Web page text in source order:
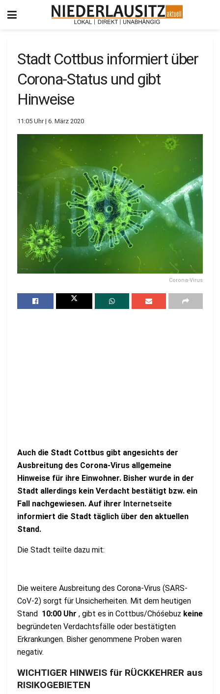
Stadt Cottbus informiert über
Corona-Status und gibt
Hinweise
11:05 Uhr | 6. März 2020
Corona-Virus
Auch die Stadt Cottbus gibt angesichts der
Ausbreitung des Corona-Virus allgemeine
Hinweise für ihre Einwohner. Bisher wurde in der
Stadt allerdings kein Verdacht bestätigt bzw. ein
Fall nachgewiesen. Auf ihrer Internetseite
informiert die Stadt täglich über den aktuellen
Stand.
Die Stadt teilte dazu mit:
Die weitere Ausbreitung des Corona-Virus (SARS-
CoV-2) sorgt für Unsicherheiten. Mit dem heutigen
Stand 10:00 Uhr , gibt es in Cottbus/Chóśebuz keine
begründeten Verdachtsfälle oder bestätigten
Erkrankungen. Bisher genommene Proben waren
negativ.
WICHTIGER HINWEIS für RÜCKKEHRER aus
RISIKOGEBIETEN